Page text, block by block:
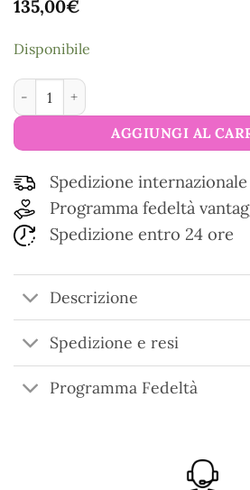
135,00€
Disponibile
TULIP Set di uncinetti ergonomici
AGGIUNGI AL
Spedizione
Programma fedeltà
Spedizione entro 24 ore
Descrizione
Spedizione e resi
Programma Fedeltà